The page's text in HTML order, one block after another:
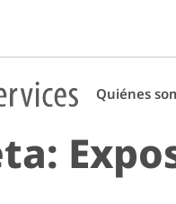
Quiénes